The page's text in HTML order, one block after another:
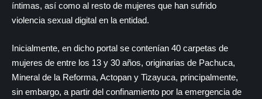
íntimas, así como al resto de mujeres que han sufrido
violencia sexual digital en la entidad.
Inicialmente, en dicho portal se contenían 40 carpetas de
mujeres de entre los 13 y 30 años, originarias de Pachuca,
Mineral de la Reforma, Actopan y Tizayuca, principalmente,
sin embargo, a partir del confinamiento por la emergencia de